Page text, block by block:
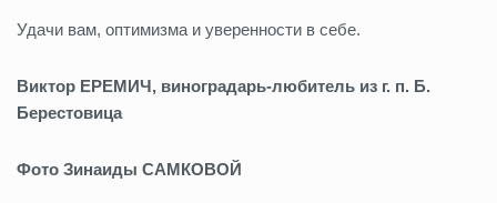
Удачи вам, оптимизма и уверенности в себе.
Виктор ЕРЕМИЧ, виноградарь-любитель из г. п. Б.
Берестовица
Фото Зинаиды САМКОВОЙ